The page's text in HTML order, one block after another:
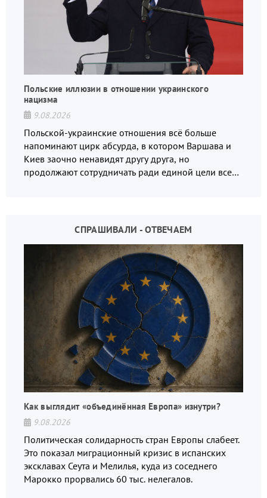
Польские иллюзии в отношении украинского
нацизма
9.08.2026
Польской-украинские отношения всё больше
напоминают цирк абсурда, в котором Варшава и
Киев заочно ненавидят другу друга, но
продолжают сотрудничать ради единой цели всех
СПРАШИВАЛИ - ОТВЕЧАЕМ
Как выглядит «объединённая Европа» изнутри?
9.08.2026
Политическая солидарность стран Европы слабеет.
Это показал миграционный кризис в испанских
эксклавах Сеута и Мелилья, куда из соседнего
Марокко прорвались 60 тыс. нелегалов.